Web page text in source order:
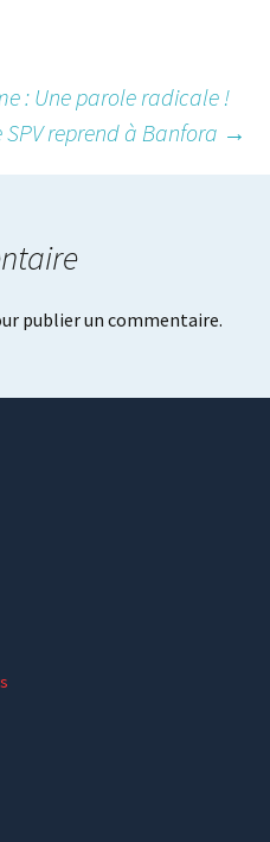
: Une parole radicale !
SPV reprend à Banfora →
publier un commentaire.